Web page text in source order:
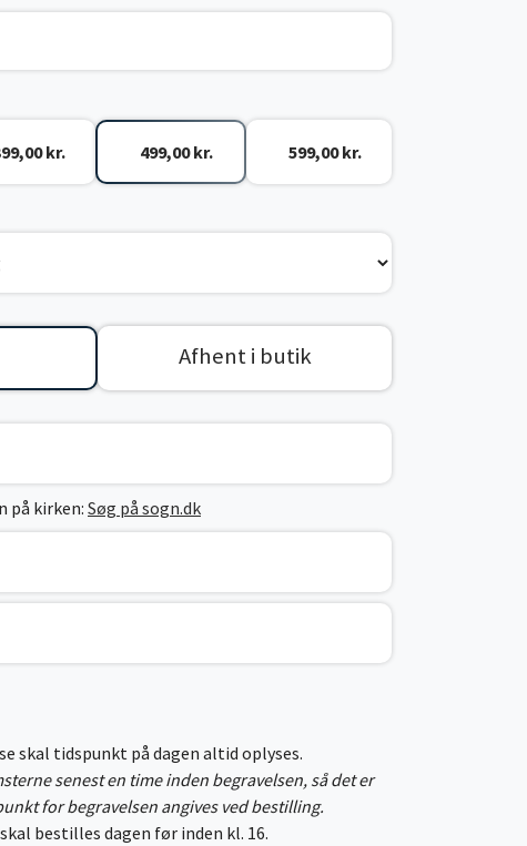
kr. 499,00 kr. 599,00 kr.
Afhent i butik
på kirken: Søg på sogn.dk
skal tidspunkt på dagen altid oplyses.
senest en time inden begravelsen, så det er
for begravelsen angives ved bestilling.
bestilles dagen før inden kl. 16.